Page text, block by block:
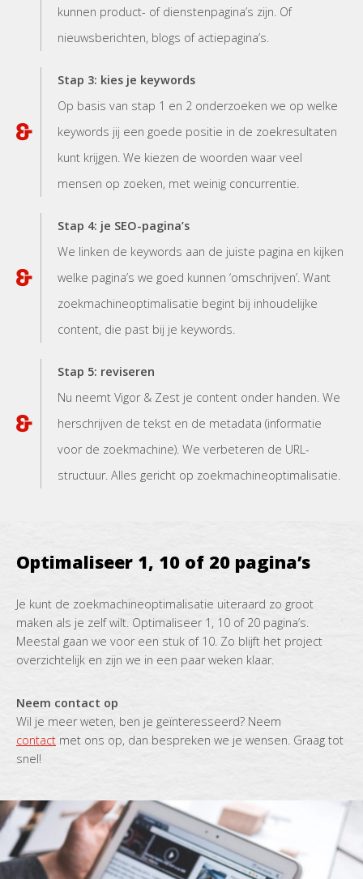
kunnen product- of dienstenpagina’s zijn. Of
nieuwsberichten, blogs of actiepagina’s.
Stap 3: kies je keywords
Op basis van stap 1 en 2 onderzoeken we op welke
keywords jij een goede positie in de zoekresultaten
kunt krijgen. We kiezen de woorden waar veel
mensen op zoeken, met weinig concurrentie.
Stap 4: je SEO-pagina’s
We linken de keywords aan de juiste pagina en kijken
welke pagina’s we goed kunnen ‘omschrijven’. Want
zoekmachineoptimalisatie begint bij inhoudelijke
content, die past bij je keywords.
Stap 5: reviseren
Nu neemt Vigor & Zest je content onder handen. We
herschrijven de tekst en de metadata (informatie
voor de zoekmachine). We verbeteren de URL-
structuur. Alles gericht op zoekmachineoptimalisatie.
Optimaliseer 1, 10 of 20 pagina’s
Je kunt de zoekmachineoptimalisatie uiteraard zo groot
maken als je zelf wilt. Optimaliseer 1, 10 of 20 pagina’s.
Meestal gaan we voor een stuk of 10. Zo blijft het project
overzichtelijk en zijn we in een paar weken klaar.
Neem contact op
Wil je meer weten, ben je geïnteresseerd? Neem
contact met ons op, dan bespreken we je wensen. Graag tot
snel!